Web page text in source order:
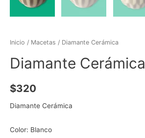
Inicio / Macetas / Diamante Cerámica
Diamante Cerámica
$320
Diamante Cerámica
Color: Blanco